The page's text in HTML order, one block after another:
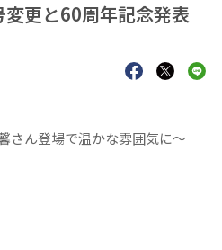
更と60周年記念発表
さん登場で温かな雰囲気に～